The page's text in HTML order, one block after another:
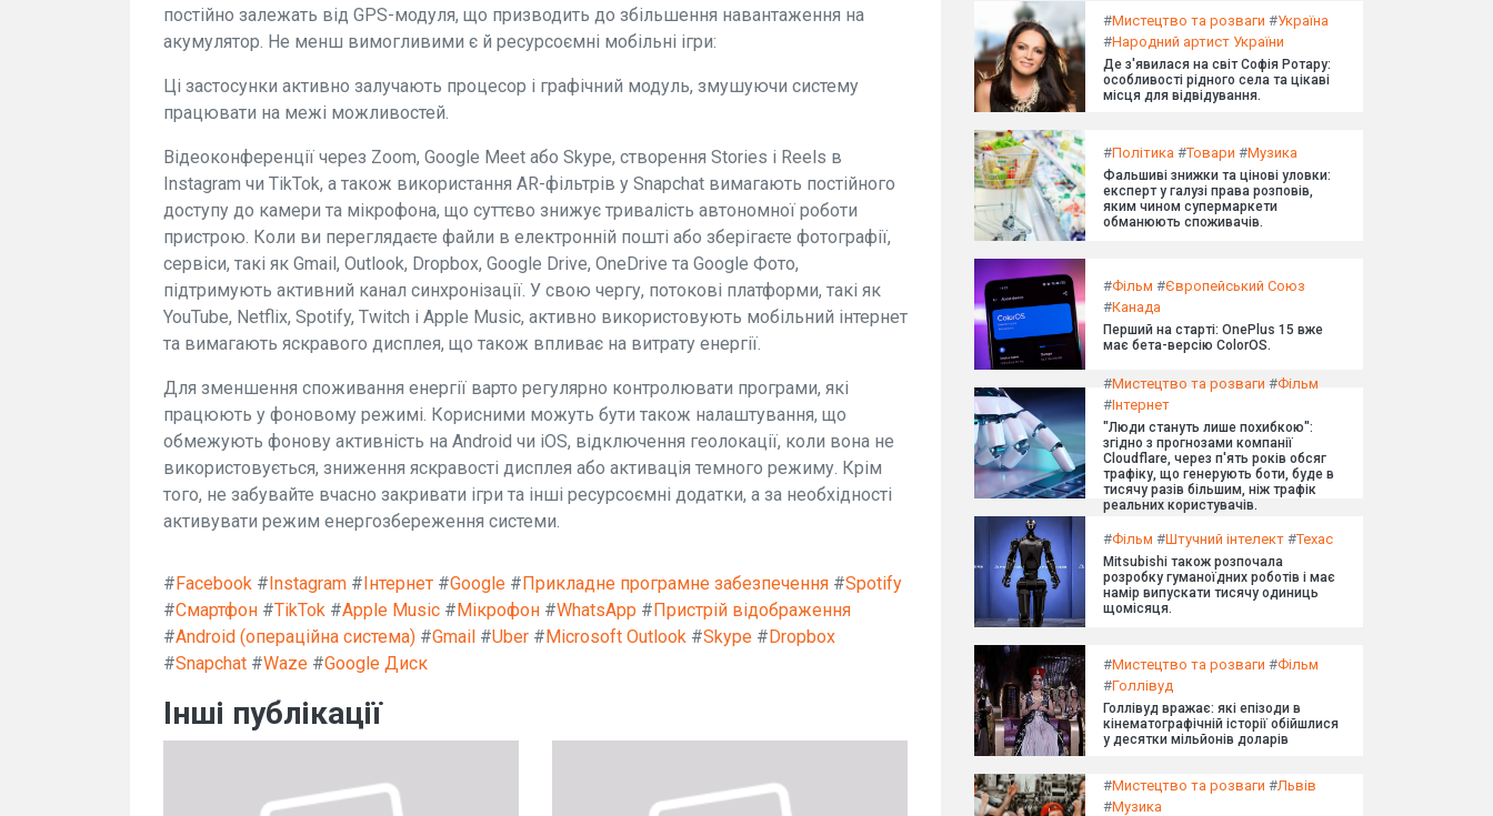
постійно залежать від GPS-модуля, що призводить до збільшення навантаження на
акумулятор. Не менш вимогливими є й ресурсоємні мобільні ігри:
Ці застосунки активно залучають процесор і графічний модуль, змушуючи систему
працювати на межі можливостей.
Відеоконференції через Zoom, Google Meet або Skype, створення Stories і Reels в
Instagram чи TikTok, а також використання AR-фільтрів у Snapchat вимагають постійного
доступу до камери та мікрофона, що суттєво знижує тривалість автономної роботи
пристрою. Коли ви переглядаєте файли в електронній пошті або зберігаєте фотографії,
сервіси, такі як Gmail, Outlook, Dropbox, Google Drive, OneDrive та Google Фото,
підтримують активний канал синхронізації. У свою чергу, потокові платформи, такі як
YouTube, Netflix, Spotify, Twitch і Apple Music, активно використовують мобільний інтернет
та вимагають яскравого дисплея, що також впливає на витрату енергії.
Для зменшення споживання енергії варто регулярно контролювати програми, які
працюють у фоновому режимі. Корисними можуть бути також налаштування, що
обмежують фонову активність на Android чи iOS, відключення геолокації, коли вона не
використовується, зниження яскравості дисплея або активація темного режиму. Крім
того, не забувайте вчасно закривати ігри та інші ресурсоємні додатки, а за необхідності
активувати режим енергозбереження системи.
#Facebook #Instagram #Інтернет #Google #Прикладне програмне забезпечення #Spotify
#Смартфон #TikTok #Apple Music #Мікрофон #WhatsApp #Пристрій відображення
#Android (операційна система) #Gmail #Uber #Microsoft Outlook #Skype #Dropbox
#Snapchat #Waze #Google Диск
Інші публікації
#Мистецтво та розваги #Україна
#Народний артист України
Де з'явилася на світ Софія Ротару:
особливості рідного села та цікаві
місця для відвідування.
#Політика #Товари #Музика
Фальшиві знижки та цінові уловки:
експерт у галузі права розповів,
яким чином супермаркети
обманюють споживачів.
#Фільм #Європейський Союз
#Канада
Перший на старті: OnePlus 15 вже
має бета-версію ColorOS.
#Мистецтво та розваги #Фільм
#Інтернет
"Люди стануть лише похибкою":
згідно з прогнозами компанії
Cloudflare, через п'ять років обсяг
трафіку, що генерують боти, буде в
тисячу разів більшим, ніж трафік
реальних користувачів.
#Фільм #Штучний інтелект #Техас
Mitsubishi також розпочала
розробку гуманоїдних роботів і має
намір випускати тисячу одиниць
щомісяця.
#Мистецтво та розваги #Фільм
#Голлівуд
Голлівуд вражає: які епізоди в
кінематографічній історії обійшлися
у десятки мільйонів доларів
#Мистецтво та розваги #Львів
#Музика